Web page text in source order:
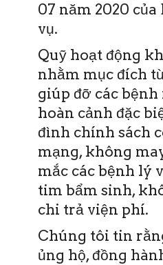
07 năm 2020
vụ.
Quỹ hoạt động
nhằm mục đích
giúp đỡ các
hoàn cảnh đặc
đình chính sách
mạng, không
mắc các bệnh lý
tim bẩm sinh,
chi trả viện phí.
Chúng tôi tin
ủng hộ, đồng